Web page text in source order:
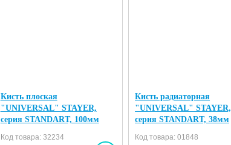
Кисть плоская
"UNIVERSAL" STAYER,
серия STANDART, 100мм
Код товара: 32234
Кисть радиаторная
"UNIVERSAL" STAYER,
серия STANDART, 38мм
Код товара: 01848